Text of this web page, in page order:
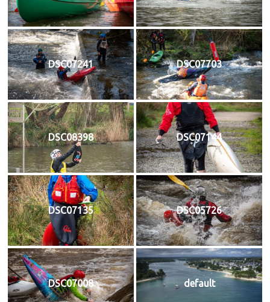
DSC07241 DSC07703
DSC08398 DSC07144
DSC07135 DSC05726
DSC07008 default